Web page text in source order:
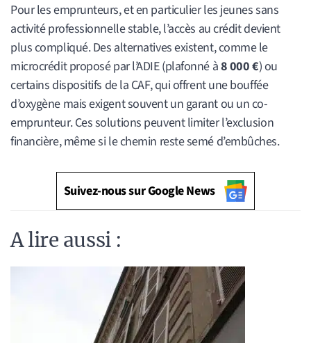
Pour les emprunteurs, et en particulier les jeunes sans
activité professionnelle stable, l’accès au crédit devient
plus compliqué. Des alternatives existent, comme le
microcrédit proposé par l’ADIE (plafonné à8 000 €) ou
certains dispositifs de la CAF, qui offrent une bouffée
d’oxygène mais exigent souvent un garant ou un co-
emprunteur. Ces solutions peuvent limiter l’exclusion
financière, même si le chemin reste semé d’embûches.
Suivez-nous sur Google News
A lire aussi :